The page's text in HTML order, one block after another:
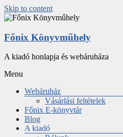
Skip to content
Főnix Könyvműhely
A kiadó honlapja és webáruháza
Menu
Webáruház
Vásárlási feltételek
Főnix E-könyvtár
Blog
A kiadó